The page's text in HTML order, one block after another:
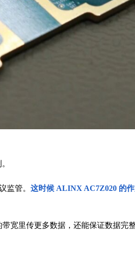
监管。 这时候 ALINX AC7Z020 的
带宽里传更多数据，还能保证数据完